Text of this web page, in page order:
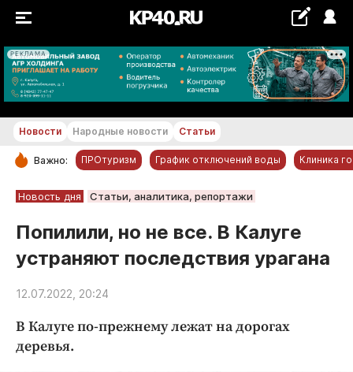
РЕКЛАМА
+29...+30 °С
РУБРИКИ
Новости компаний
Статьи
Народные новости
Благоустройство
Новости Народные новости Статьи
Важно: ПРОтуризм График отключений воды Клиника
Новость дня Статьи, аналитика, репортажи
Попилили, но не все. В Калуге
устраняют последствия урагана
12.07.2022, 20:24
В Калуге по-прежнему лежат на дорогах
деревья.